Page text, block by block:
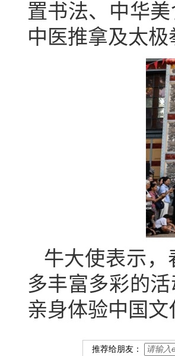
置书法、中华
中医推拿及太
牛大使表示
多丰富多彩的
亲身体验中国文
推荐给朋友：